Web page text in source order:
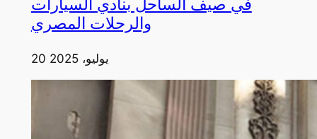
في صيف الساحل بنادي السيارات
والرحلات المصري
20 يوليو، 2025